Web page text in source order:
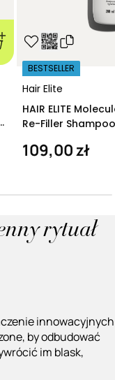
Hair Elite
BESTSELLER
HAIR ELITE
Re-Filler
109,00 zł
rytuał
innowacyjnych
by odbudować
im blask,